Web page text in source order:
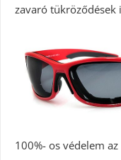
zavaró tükröződések
100%- os védelem